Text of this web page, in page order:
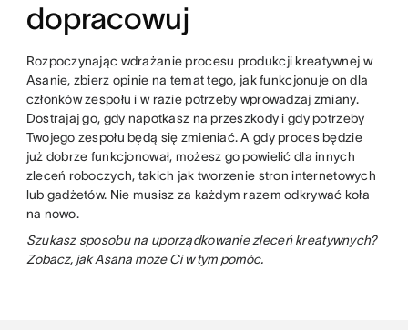
dopracowuj
Rozpoczynając wdrażanie procesu produkcji kreatywnej w
Asanie, zbierz opinie na temat tego, jak funkcjonuje on dla
członków zespołu i w razie potrzeby wprowadzaj zmiany.
Dostrajaj go, gdy napotkasz na przeszkody i gdy potrzeby
Twojego zespołu będą się zmieniać. A gdy proces będzie
już dobrze funkcjonował, możesz go powielić dla innych
zleceń roboczych, takich jak tworzenie stron internetowych
lub gadżetów. Nie musisz za każdym razem odkrywać koła
na nowo.
Szukasz sposobu na uporządkowanie zleceń kreatywnych?
Zobacz, jak Asana może Ci w tym pomóc.